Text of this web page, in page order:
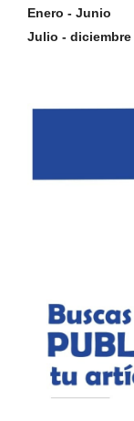
Enero - Junio
Julio - diciembre